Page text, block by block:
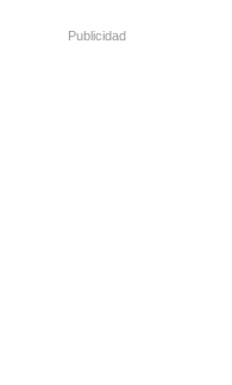
Publicidad